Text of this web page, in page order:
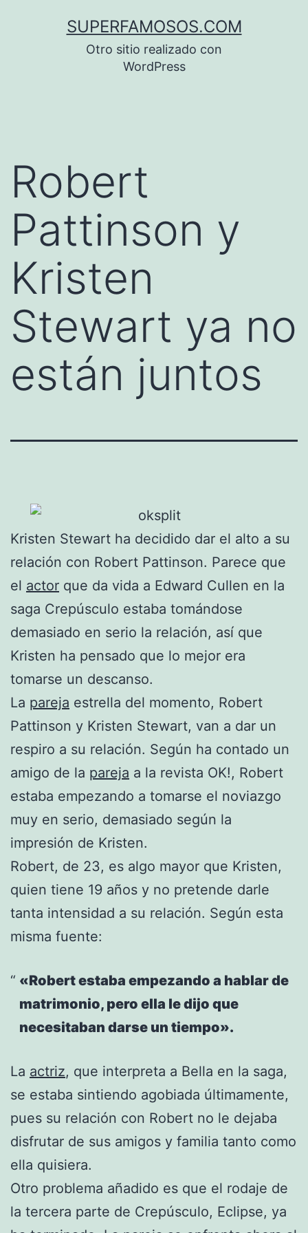
SUPERFAMOSOS.COM
Otro sitio realizado con
WordPress
Robert
Pattinson y
Kristen
Stewart ya no
están juntos
Kristen Stewart ha decidido dar el alto a su
relación con Robert Pattinson. Parece que
el actor que da vida a Edward Cullen en la
saga Crepúsculo estaba tomándose
demasiado en serio la relación, así que
Kristen ha pensado que lo mejor era
tomarse un descanso.
La pareja estrella del momento, Robert
Pattinson y Kristen Stewart, van a dar un
respiro a su relación. Según ha contado un
amigo de la pareja a la revista OK!, Robert
estaba empezando a tomarse el noviazgo
muy en serio, demasiado según la
impresión de Kristen.
Robert, de 23, es algo mayor que Kristen,
quien tiene 19 años y no pretende darle
tanta intensidad a su relación. Según esta
misma fuente:
«Robert estaba empezando a hablar de
matrimonio, pero ella le dijo que
necesitaban darse un tiempo».
La actriz, que interpreta a Bella en la saga,
se estaba sintiendo agobiada últimamente,
pues su relación con Robert no le dejaba
disfrutar de sus amigos y familia tanto como
ella quisiera.
Otro problema añadido es que el rodaje de
la tercera parte de Crepúsculo, Eclipse, ya